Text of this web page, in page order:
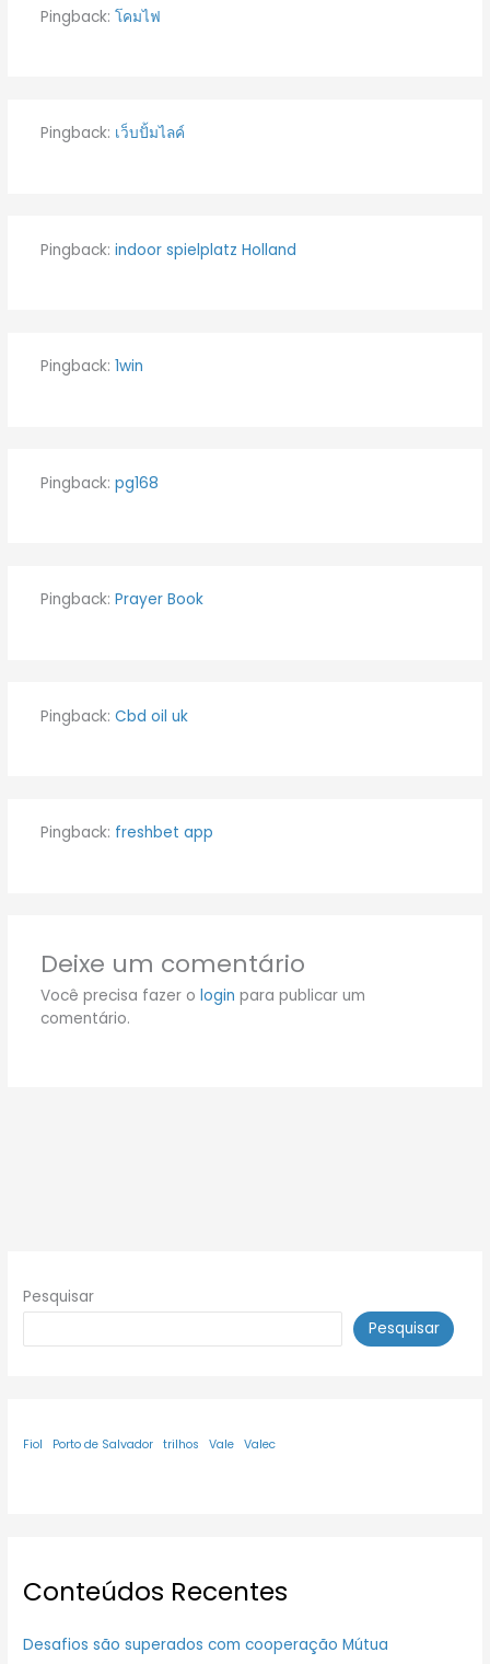
Pingback: โคมไฟ
Pingback: เว็บปั้มไลค์
Pingback: indoor spielplatz Holland
Pingback: 1win
Pingback: pg168
Pingback: Prayer Book
Pingback: Cbd oil uk
Pingback: freshbet app
Deixe um comentário
Você precisa fazer o login para publicar um
comentário.
Pesquisar
Pesquisar
Fiol Porto de Salvador trilhos Vale Valec
Conteúdos Recentes
Desafios são superados com cooperação Mútua